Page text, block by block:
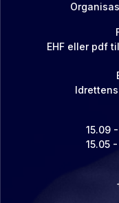
EHF eller pdf
15.09
15.05